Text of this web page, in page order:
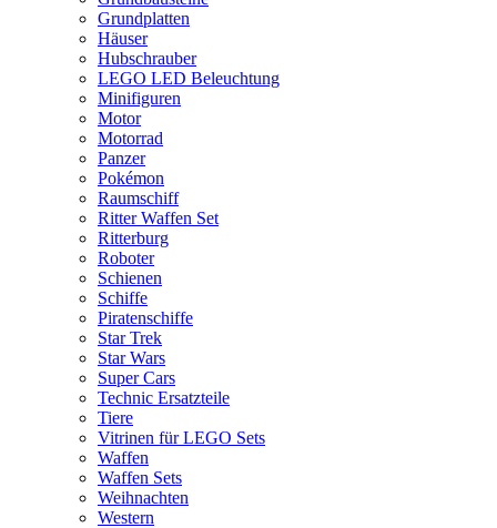
Grundplatten
Häuser
Hubschrauber
LEGO LED Beleuchtung
Minifiguren
Motor
Motorrad
Panzer
Pokémon
Raumschiff
Ritter Waffen Set
Ritterburg
Roboter
Schienen
Schiffe
Piratenschiffe
Star Trek
Star Wars
Super Cars
Technic Ersatzteile
Tiere
Vitrinen für LEGO Sets
Waffen
Waffen Sets
Weihnachten
Western